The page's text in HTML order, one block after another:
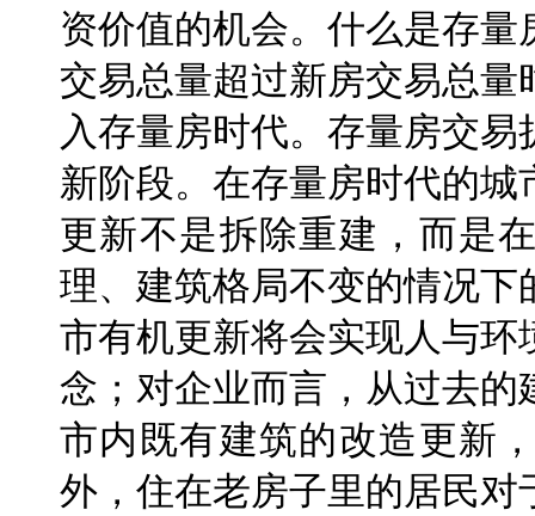
资价值的机会。什么是存
交易总量超过新房交易总
入存量房时代。存量房交
新阶段。在存量房时代的
更新不是拆除重建，而是
理、建筑格局不变的情况
市有机更新将会实现人与
念；对企业而言，从过去
市内既有建筑的改造更新
外，住在老房子里的居民